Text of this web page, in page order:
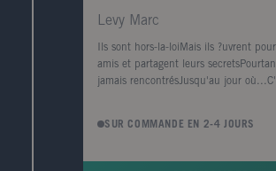
Levy Marc
Ils sont hors-la-loiMais ils ?uvrent
amis et partagent leurs
jamais rencontrésJusqu'au jour
fêlure et leur passé... Le fabuleux
SUR COMMANDE EN 2-4 JOURS